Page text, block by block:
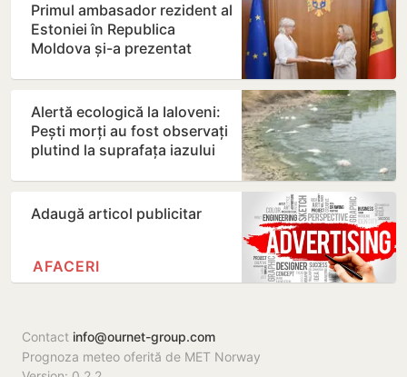
Primul ambasador rezident al
Estoniei în Republica
Moldova și-a prezentat
Alertă ecologică la Ialoveni:
Pești morți au fost observați
plutind la suprafața iazului
Adaugă articol publicitar
AFACERI
Contact info@ournet-group.com
Prognoza meteo oferită de MET Norway